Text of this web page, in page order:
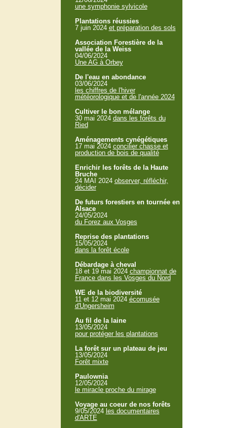
une symphonie sylvicole
Plantations réussies
7 juin 2024 et préparation des sols
Association Forestière de la
vallée de la Weiss
04/06/2024
Une AG à Orbey
De l'eau en abondance
03/06/2024
les chiffres de l'hiver
météorologique et de l'année 2024
Cultiver le bon mélange
30 mai 2024 dans les forêts du
Ried
Aménagements cynégétiques
17 mai 2024 concilier chasse et
production de bois de qualité
Enrichir les forêts de la Haute
Bruche
24 MAI 2024 observer, réfléchir,
décider
De futurs forestiers en tournée en
Alsace
24/05/2024
du Forez aux Vosges
Reprise des plantations
15/05/2024
dans la forêt école
Débardage à cheval
18 et 19 mai 2024 championnat de
France dans les Vosges du Nord
WE de la biodiversité
11 et 12 mai 2024 écomusée
d'Ungersheim
Au fil de la laine
13/05/2024
pour protéger les plantations
La forêt sur un plateau de jeu
13/05/2024
Forêt mixte
Paulownia
12/05/2024
le miracle proche du mirage
Voyage au coeur de nos forêts
9/05/2024 les documentaires
d'ARTE